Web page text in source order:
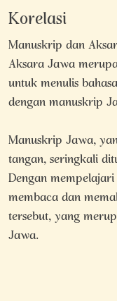
Korelasi
Manuskrip dan
Aksara Jawa
untuk menulis
dengan manuskrip
Manuskrip Jawa,
tangan, seringkali
Dengan
membaca dan
tersebut, yang
Jawa.